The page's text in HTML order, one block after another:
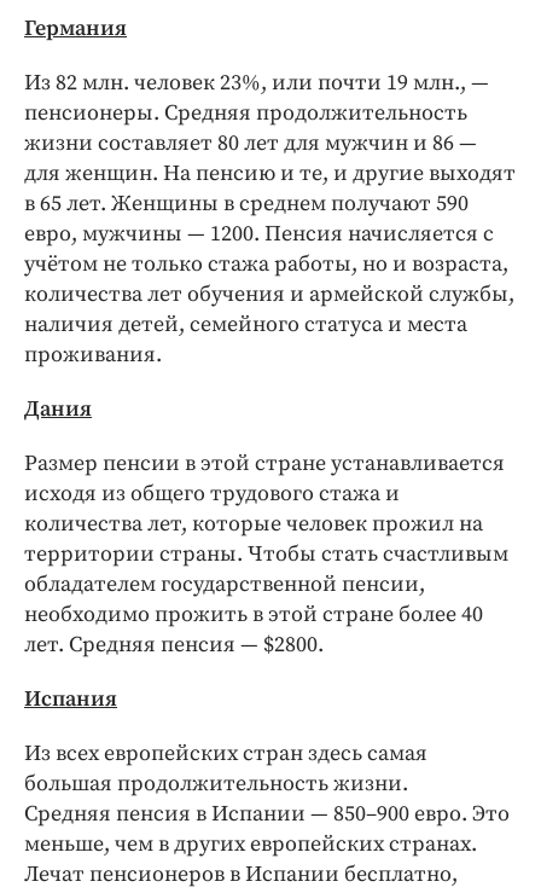
Германия
Из 82 млн. человек 23%, или почти 19 млн., —
пенсионеры. Средняя продолжительность
жизни составляет 80 лет для мужчин и 86 —
для женщин. На пенсию и те, и другие выходят
в 65 лет. Женщины в среднем получают 590
евро, мужчины — 1200. Пенсия начисляется с
учётом не только стажа работы, но и возраста,
количества лет обучения и армейской службы,
наличия детей, семейного статуса и места
проживания.
Дания
Размер пенсии в этой стране устанавливается
исходя из общего трудового стажа и
количества лет, которые человек прожил на
территории страны. Чтобы стать счастливым
обладателем государственной пенсии,
необходимо прожить в этой стране более 40
лет. Средняя пенсия — $2800.
Испания
Из всех европейских стран здесь самая
большая продолжительность жизни.
Средняя пенсия в Испании — 850–900 евро. Это
меньше, чем в других европейских странах.
Лечат пенсионеров в Испании бесплатно,